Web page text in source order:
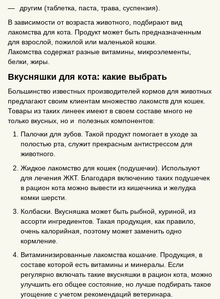
другим (таблетка, паста, трава, суспензия).
В зависимости от возраста животного, подбирают вид
лакомства для кота. Продукт может быть предназначенным
для взрослой, пожилой или маленькой кошки.
Лакомства содержат разные витамины, микроэлементы,
белки, жиры.
Вкусняшки для кота: какие выбрать
Большинство известных производителей кормов для животных
предлагают своим клиентам множество лакомств для кошек.
Товары из таких линеек имеют в своем составе много не
только вкусных, но и полезных компонентов:
Палочки для зубов. Такой продукт помогает в уходе за
полостью рта, служит прекрасным антистрессом для
животного.
Жидкое лакомство для кошек (подушечки). Используют
для лечения ЖКТ. Благодаря включению таких подушечек
в рацион кота можно вывести из кишечника и желудка
комки шерсти.
Колбаски. Вкусняшка может быть рыбной, куриной, из
ассорти ингредиентов. Такая продукция, как правило,
очень калорийная, поэтому может заменить одно
кормление.
Витаминизированные лакомства кошачие. Продукция, в
составе которой есть витамины и минералы. Если
регулярно включать такие вкусняшки в рацион кота, можно
улучшить его общее состояние, но лучше подбирать такое
угощение с учетом рекомендаций ветеринара.